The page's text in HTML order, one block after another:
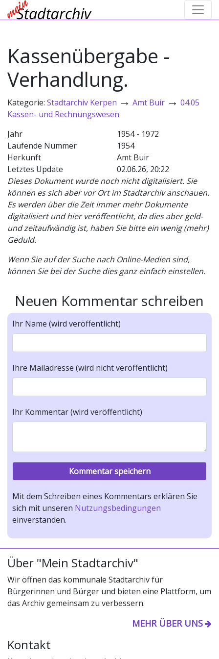
Kassenübergabe -
Verhandlung.
Kategorie: Stadtarchiv Kerpen → Amt Buir → 04.05
Kassen- und Rechnungswesen
Jahr
1954 - 1972
Laufende Nummer
1954
Herkunft
Amt Buir
Letztes Update
02.06.26, 20:22
Dieses Dokument wurde noch nicht digitalisiert. Sie
können es sich aber vor Ort im Stadtarchiv anschauen.
Es werden über die Zeit immer mehr Dokumente
digitalisiert und hier veröffentlicht, da dies aber geld-
und zeitaufwändig ist, haben Sie bitte ein wenig (mehr)
Geduld.
Wenn Sie auf der Suche nach Online-Medien sind,
können Sie bei der Suche dies ganz einfach einstellen.
Neuen Kommentar schreiben
Ihr Name (wird veröffentlicht)
Ihre Mailadresse (wird nicht veröffentlicht)
Ihr Kommentar (wird veröffentlicht)
Mit dem Schreiben eines Kommentars erklären Sie
sich mit unseren Nutzungsbedingungen
einverstanden.
Über "Mein Stadtarchiv"
Wir öffnen das kommunale Stadtarchiv für
Bürgerinnen und Bürger und bieten eine Plattform, um
das Archiv gemeinsam zu verbessern.
MEHR ÜBER UNS
Kontakt